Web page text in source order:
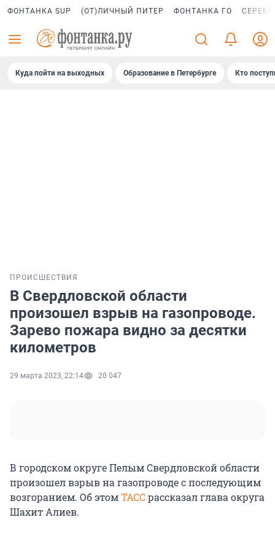
ФОНТАНКА SUP (ОТ)ЛИЧНЫЙ ПИТЕР ФОНТАНКА ГО
Куда пойти на выходных Образование в Петербурге Кто
ПРОИСШЕСТВИЯ
В Свердловской области
произошел взрыв на газопроводе.
Зарево пожара видно за десятки
километров
29 марта 2023, 22:14 20 047
В городском округе Пелым Свердловской области
произошел взрыв на газопроводе с последующим
возгоранием. Об этомТАССрассказал глава округа
Шахит Алиев.